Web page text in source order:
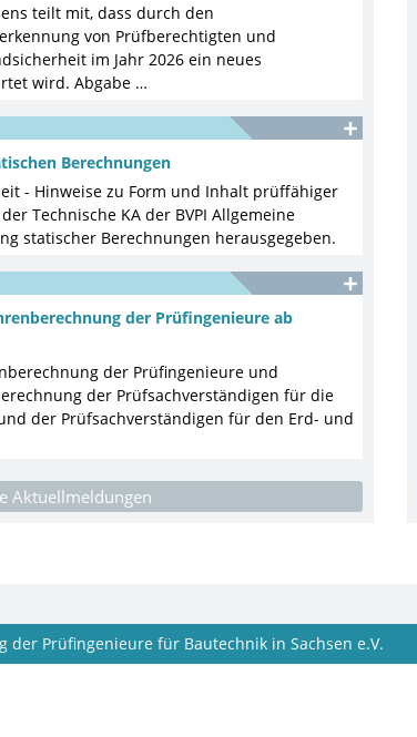
teilt mit, dass durch den
von Prüfberechtigten und
im Jahr 2026 ein neues
wird. Abgabe …
Berechnungen
- Hinweise zu Form und Inhalt prüffähiger
Technische KA der BVPI Allgemeine
statischer Berechnungen herausgegeben.
der Prüfingenieure ab
der Prüfingenieure und
der Prüfsachverständigen für die
der Prüfsachverständigen für den Erd- und
Aktuellmeldungen
der Prüfingenieure für Bautechnik in Sachsen e.V.